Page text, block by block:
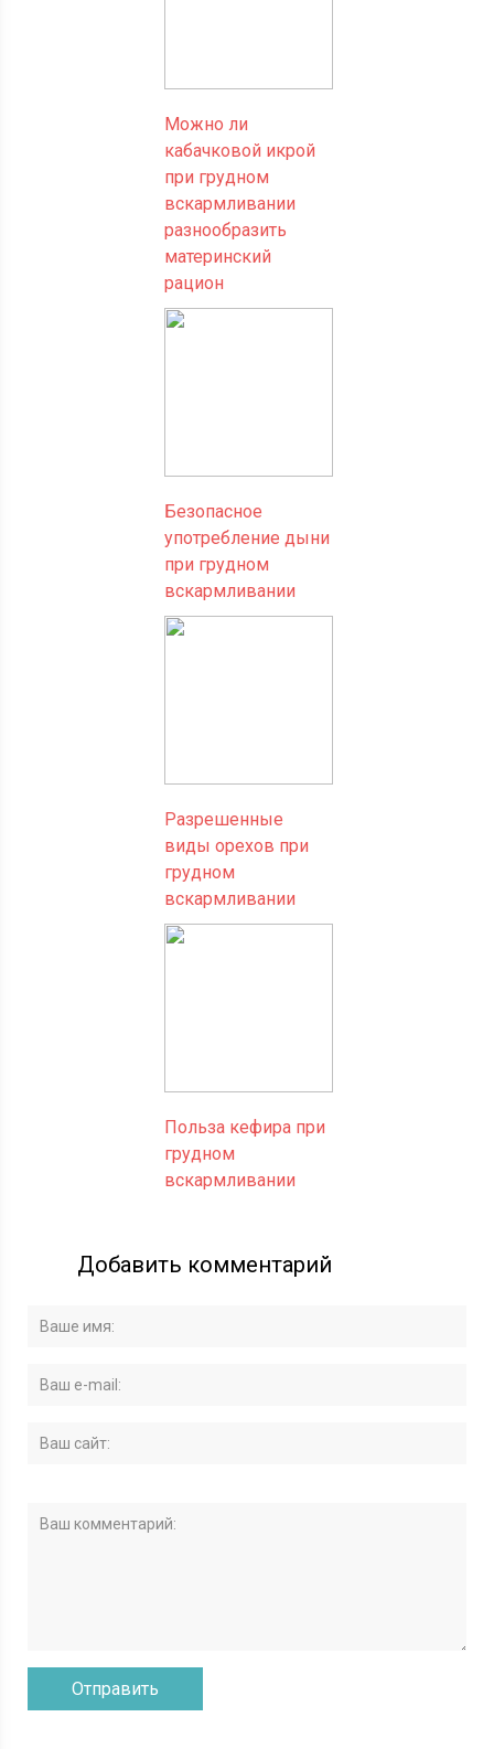
Можно ли
кабачковой икрой
при грудном
вскармливании
разнообразить
материнский
рацион
Безопасное
употребление дыни
при грудном
вскармливании
Разрешенные
виды орехов при
грудном
вскармливании
Польза кефира при
грудном
вскармливании
Добавить комментарий